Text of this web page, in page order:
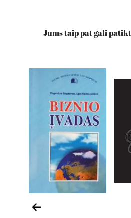
Jums taip pat gali
Verslas, vadyba ir